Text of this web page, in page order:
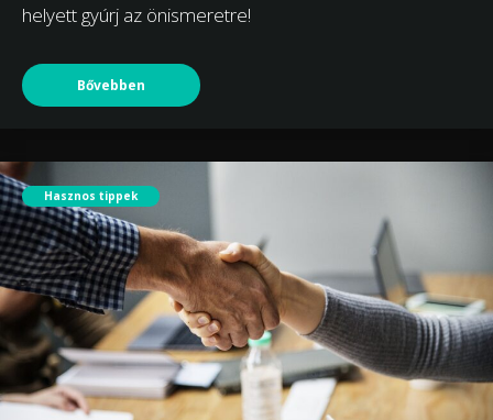
helyett gyúrj az önismeretre!
Bővebben
Hasznos tippek